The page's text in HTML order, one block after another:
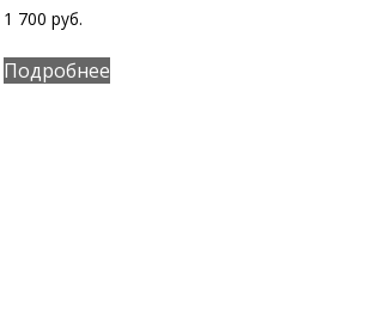
1 700 руб.
Подробнее